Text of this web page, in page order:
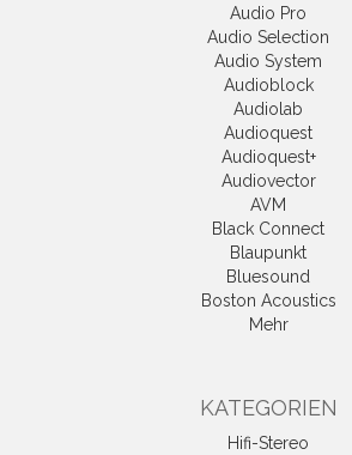
Audio Pro
Audio Selection
Audio System
Audioblock
Audiolab
Audioquest
Audioquest+
Audiovector
AVM
Black Connect
Blaupunkt
Bluesound
Boston Acoustics
Mehr
KATEGORIEN
Hifi-Stereo